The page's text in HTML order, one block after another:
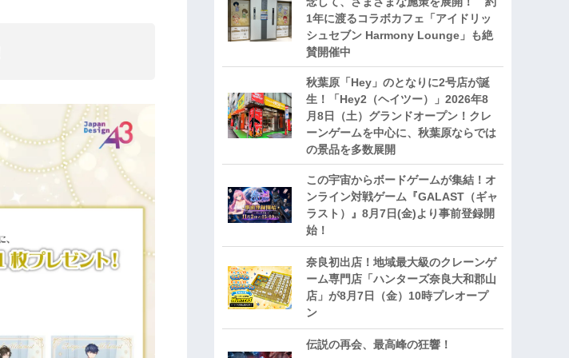
1年に渡るコラボカフェ「アイドリッ
シュセブン Harmony Lounge」も絶
賛開催中
秋葉原「Hey」のとなりに2号店が誕
生！「Hey2（ヘイツー）」2026年8
月8日（土）グランドオープン！クレ
ーンゲームを中心に、秋葉原ならでは
の景品を多数展開
この宇宙からボードゲームが集結！オ
ンライン対戦ゲーム『GALAST（ギャ
ラスト）』8月7日(金)より事前登録開
始！
奈良初出店！地域最大級のクレーンゲ
ーム専門店「ハンターズ奈良大和郡山
店」が8月7日（金）10時プレオープ
ン
伝説の再会、最高峰の狂響！